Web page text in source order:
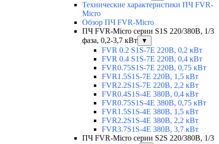
Технические характеристики ПЧ FVR-
Micro
Обзор ПЧ FVR-Micro
ПЧ FVR-Micro серии S1S 220/380В, 1/3
фаза, 0,2-3,7 кВт
▼
FVR 0.2 S1S-7E 220В, 0,2 кВт
FVR 0.4 S1S-7E 220В, 0,4 кВт
FVR0.75S1S-7E 220В, 0,75 кВт
FVR1.5S1S-7E 220В, 1,5 кВт
FVR2.2S1S-7E 220В, 2,2 кВт
FVR0.4S1S-4E 380В, 0,4 кВт
FVR0.75S1S-4E 380В, 0,75 кВт
FVR1.5S1S-4E 380В, 1,5 кВт
FVR2.2S1S-4E 380В, 2,2 кВт
FVR3.7S1S-4E 380В, 3,7 кВт
ПЧ FVR-Micro серии S2S 220/380В, 1/3